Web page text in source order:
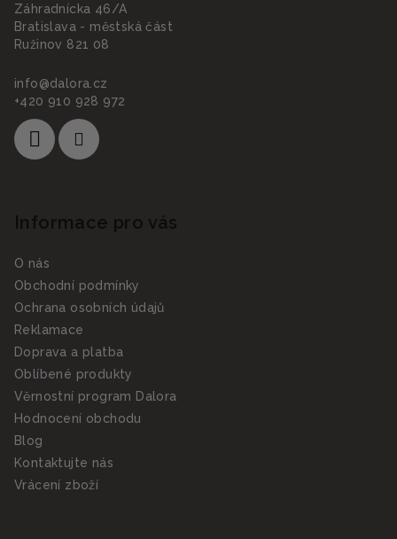
Záhradnícka 46/A
Bratislava - městská část
Ružinov 821 08
info@dalora.cz
+420 910 928 972
Informace pro vás
O nás
Obchodní podmínky
Ochrana osobních údajů
Reklamace
Doprava a platba
Oblíbené produkty
Věrnostní program Dalora
Hodnocení obchodu
Blog
Kontaktujte nás
Vrácení zboží